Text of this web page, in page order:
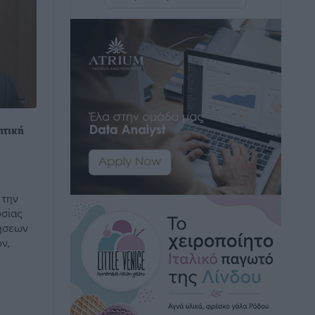
Απαγορεύτηκε η κολύμβηση στην
περιοχή
Τοπικές Ειδήσεις • πριν 19 ώρες
Τουρνάς για φωτιές: «Κανένα
περιθώριο εφησυχασμού» – Σε πλήρη
ετοιμότητα ο μηχανισμός
Ειδήσεις• πριν 20 ώρες
Καιρός: Επιμένουν οι υψηλές
θερμοκρασίες – Ισχυρά μελτέμια έως 9
μποφόρ, σε «Red Code» 6 περιοχές
Τοπικές Ειδήσεις πριν 20 ώρες
Τα φοιτητικά ενοίκια «τινάζουν στον
αέρα» τους οικογενειακούς
προϋπολογισμούς